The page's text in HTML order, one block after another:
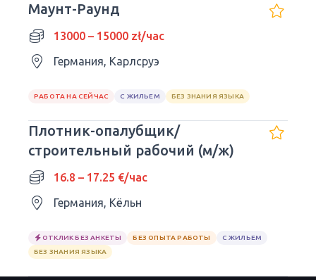
Маунт-Раунд
13000 – 15000 zł/час
Германия, Карлсруэ
РАБОТА НА СЕЙЧАС С ЖИЛЬЕМ БЕЗ ЗНАНИЯ ЯЗЫКА
Плотник-опалубщик/
строительный рабочий (м/ж)
16.8 – 17.25 €/час
Германия, Кёльн
ОТКЛИК БЕЗ АНКЕТЫ БЕЗ ОПЫТА РАБОТЫ
С ЖИЛЬЕМ
БЕЗ ЗНАНИЯ ЯЗЫКА